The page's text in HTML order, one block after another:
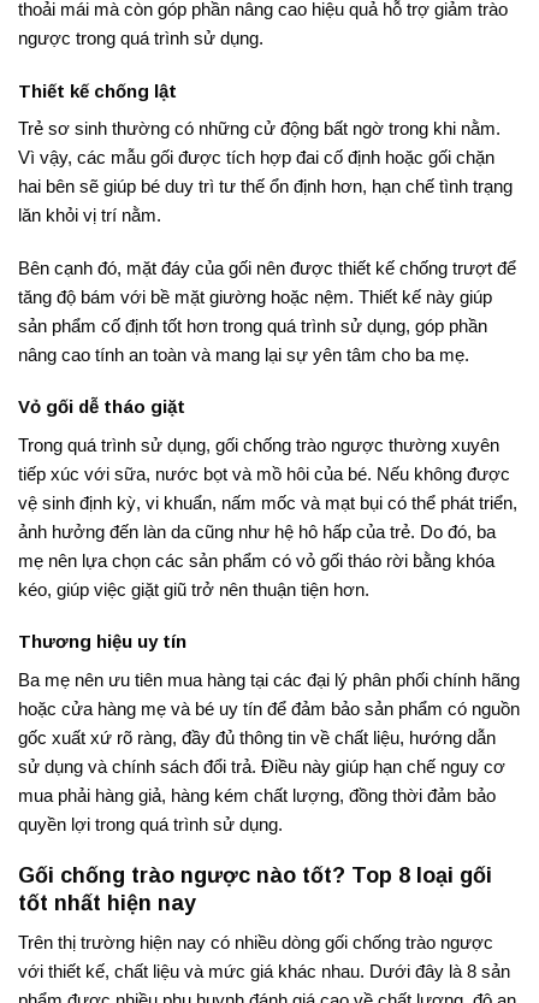
thoải mái mà còn góp phần nâng cao hiệu quả hỗ trợ giảm trào
ngược trong quá trình sử dụng.
Thiết kế chống lật
Trẻ sơ sinh thường có những cử động bất ngờ trong khi nằm.
Vì vậy, các mẫu gối được tích hợp đai cố định hoặc gối chặn
hai bên sẽ giúp bé duy trì tư thế ổn định hơn, hạn chế tình trạng
lăn khỏi vị trí nằm.
Bên cạnh đó, mặt đáy của gối nên được thiết kế chống trượt để
tăng độ bám với bề mặt giường hoặc nệm. Thiết kế này giúp
sản phẩm cố định tốt hơn trong quá trình sử dụng, góp phần
nâng cao tính an toàn và mang lại sự yên tâm cho ba mẹ.
Vỏ gối dễ tháo giặt
Trong quá trình sử dụng, gối chống trào ngược thường xuyên
tiếp xúc với sữa, nước bọt và mồ hôi của bé. Nếu không được
vệ sinh định kỳ, vi khuẩn, nấm mốc và mạt bụi có thể phát triển,
ảnh hưởng đến làn da cũng như hệ hô hấp của trẻ. Do đó, ba
mẹ nên lựa chọn các sản phẩm có vỏ gối tháo rời bằng khóa
kéo, giúp việc giặt giũ trở nên thuận tiện hơn.
Thương hiệu uy tín
Ba mẹ nên ưu tiên mua hàng tại các đại lý phân phối chính hãng
hoặc cửa hàng mẹ và bé uy tín để đảm bảo sản phẩm có nguồn
gốc xuất xứ rõ ràng, đầy đủ thông tin về chất liệu, hướng dẫn
sử dụng và chính sách đổi trả. Điều này giúp hạn chế nguy cơ
mua phải hàng giả, hàng kém chất lượng, đồng thời đảm bảo
quyền lợi trong quá trình sử dụng.
Gối chống trào ngược nào tốt? Top 8 loại gối
tốt nhất hiện nay
Trên thị trường hiện nay có nhiều dòng gối chống trào ngược
với thiết kế, chất liệu và mức giá khác nhau. Dưới đây là 8 sản